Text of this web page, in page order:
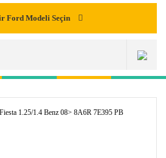
Ford Modeli Seçin